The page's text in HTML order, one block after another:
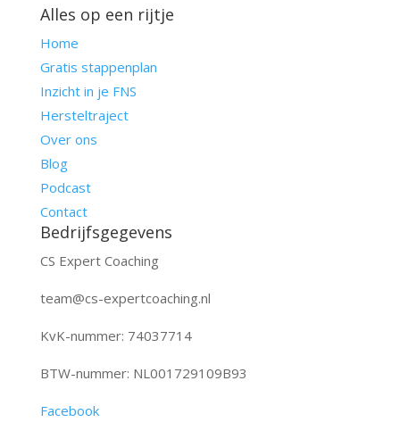
Alles op een rijtje
Home
Gratis stappenplan
Inzicht in je FNS
Hersteltraject
Over ons
Blog
Podcast
Contact
Bedrijfsgegevens
CS Expert Coaching
team@cs-expertcoaching.nl
KvK-nummer: 74037714
BTW-nummer: NL001729109B93
Facebook